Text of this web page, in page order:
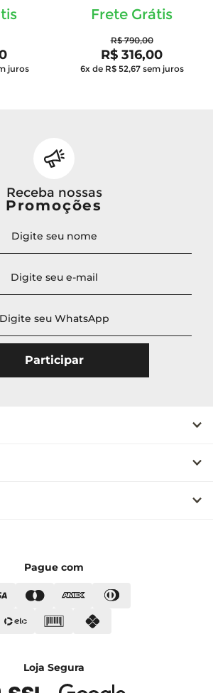
juros
Frete Grátis
R$ 790,00
R$ 316,00
6x de R$ 52,67 sem juros
Receba nossas
Promoções
Pague com
Loja Segura